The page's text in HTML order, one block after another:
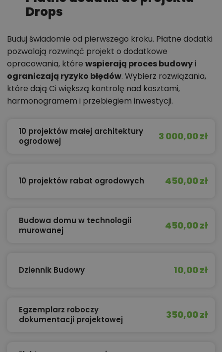
Drops
Buduj świadomie od pierwszego kroku. Płatne dodatki
pozwalają rozwinąć projekt o dodatkowe
opracowania, które wspierają proces budowy i
ograniczają ryzyko błędów. Wybierz rozwiązania,
które dają Ci większą kontrolę nad kosztami,
harmonogramem i przebiegiem inwestycji.
10 projektów małej architektury
ogrodowej
3 000,00 zł
10 projektów rabat ogrodowych 450,00 zł
Budowa domu w technologii
murowanej
450,00 zł
Dziennik Budowy 10,00 zł
Egzemplarz roboczy
dokumentacji projektowej
350,00 zł